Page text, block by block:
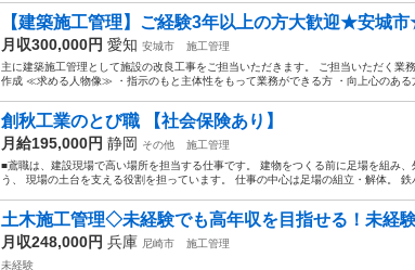
【建築施工管理】ご経験3年以上の方大歓迎★安城
月収300,000円 愛知 安城市
施工管理
主に建築施工管理として施設の改良工事をご担当いただきます。 ご担当いただく業
作成 ≪求める人物像≫ ・指示のもと主体性をもって業務ができる方 ・向上心のある
創秋工業のとび職 【社会保険あり】
月給195,000円 静岡 その他
施工管理
■鳶職は、建設現場で高い場所を担当する仕事です。 建物をつくる前に足場を組み
う、 現場の土台を支える役割を担っています。 仕事の中心は足場の組立・解体。 鉄
土木施工管理◇未経験でも高年収を目指せる！未経
月収248,000円 兵庫 尼崎市
施工管理
未経験